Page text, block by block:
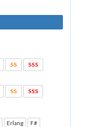
SS SSS
SS SSS
Erlang
F#